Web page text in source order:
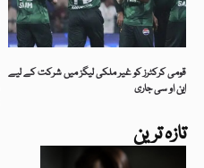
تازہ ترین
قومی کرکٹرز کو غیر ملکی لیگز میں شرکت کے لیے
این او سی جاری